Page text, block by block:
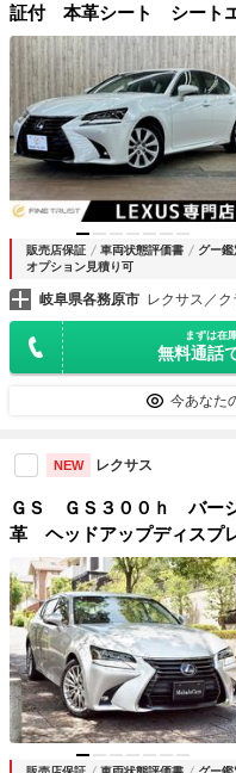
証付 本革シート シート
ブレーキ コーナーセンサ
ンチナビ パワーシート
ｈ 禁煙車
販売店保証 車両状態評価書 グー鑑
オプション見積り可
岐阜県各務原市 レクサス／
まずは在
無料通話
今あなた
NEW レクサス
ＧＳ ＧＳ３００ｈ バー
革 ヘッドアップディスプ
トランク キャンセラー
ドキー